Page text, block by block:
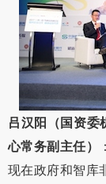
吕汉阳（国资委
心常务副主任）
现在政府和智库